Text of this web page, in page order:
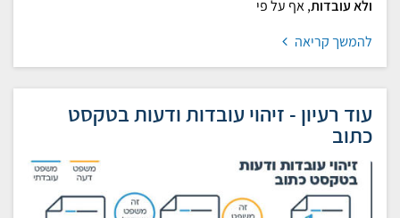
ולא עובדות, אף על פי
להמשך קריאה
עוד רעיון - זיהוי עובדות ודעות בטקסט
כתוב